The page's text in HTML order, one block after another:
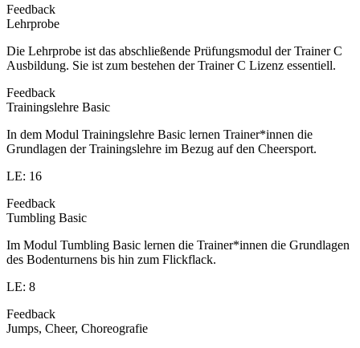
Feedback
Lehrprobe
Die Lehrprobe ist das abschließende Prüfungsmodul der Trainer C
Ausbildung. Sie ist zum bestehen der Trainer C Lizenz essentiell.
Feedback
Trainingslehre Basic
In dem Modul Trainingslehre Basic lernen Trainer*innen die
Grundlagen der Trainingslehre im Bezug auf den Cheersport.
LE: 16
Feedback
Tumbling Basic
Im Modul Tumbling Basic lernen die Trainer*innen die Grundlagen
des Bodenturnens bis hin zum Flickflack.
LE: 8
Feedback
Jumps, Cheer, Choreografie